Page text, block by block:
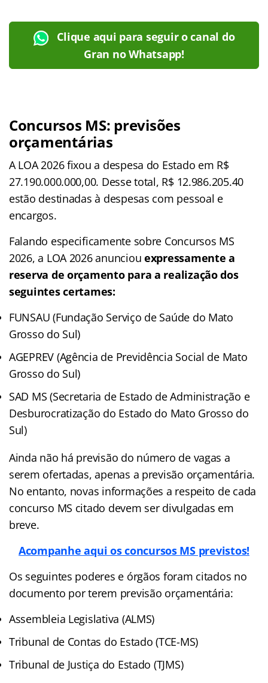
Clique aqui para seguir o canal do
Gran no Whatsapp!
Concursos MS: previsões
orçamentárias
A LOA 2026 fixou a despesa do Estado em R$
27.190.000.000,00. Desse total, R$ 12.986.205.40
estão destinadas à despesas com pessoal e
encargos.
Falando especificamente sobre Concursos MS
2026, a LOA 2026 anunciou expressamente a
reserva de orçamento para a realização dos
seguintes certames:
FUNSAU (Fundação Serviço de Saúde do Mato
Grosso do Sul)
AGEPREV (Agência de Previdência Social de Mato
Grosso do Sul)
SAD MS (Secretaria de Estado de Administração e
Desburocratização do Estado do Mato Grosso do
Sul)
Ainda não há previsão do número de vagas a
serem ofertadas, apenas a previsão orçamentária.
No entanto, novas informações a respeito de cada
concurso MS citado devem ser divulgadas em
breve.
Acompanhe aqui os concursos MS previstos!
Os seguintes poderes e órgãos foram citados no
documento por terem previsão orçamentária:
Assembleia Legislativa (ALMS)
Tribunal de Contas do Estado (TCE-MS)
Tribunal de Justiça do Estado (TJMS)